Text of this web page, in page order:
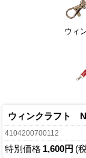
ウィ
ウィンクラフト
4104200700112
特別価格 1,600円 (